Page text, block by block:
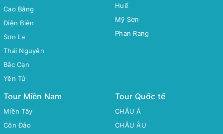
Cao Bằng
Điện Biên
Sơn La
Thái Nguyên
Bắc Cạn
Yên Tử
Huế
Mỹ Sơn
Phan Rang
Tour Miền Nam
Miền Tây
Côn Đảo
Tour Quốc tế
CHÂU Á
CHÂU ÂU